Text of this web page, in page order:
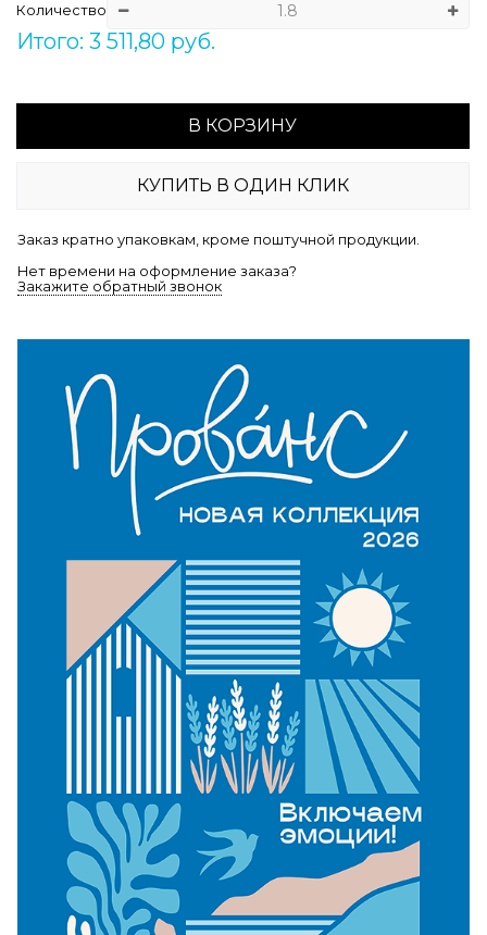
Количество
Итого: 3 511,80 руб.
В КОРЗИНУ
КУПИТЬ В ОДИН КЛИК
Заказ кратно упаковкам, кроме поштучной продукции.
Нет времени на оформление заказа?
Закажите обратный звонок